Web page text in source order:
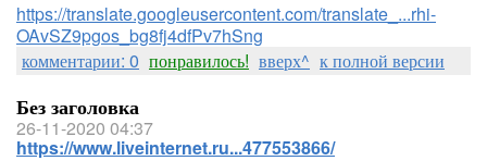
https://translate.googleusercontent.com/translate_...rhi-
OAvSZ9pgos_bg8fj4dfPv7hSng
комментарии: 0 понравилось! вверх^ к полной версии
Без заголовка
26-11-2020 04:37
https://www.liveinternet.ru...477553866/